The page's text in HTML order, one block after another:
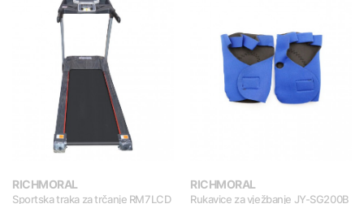
RICHMORAL
Sportska traka za trčanje RM7LCD
RICHMORAL
Rukavice za vježbanje JY-SG200B